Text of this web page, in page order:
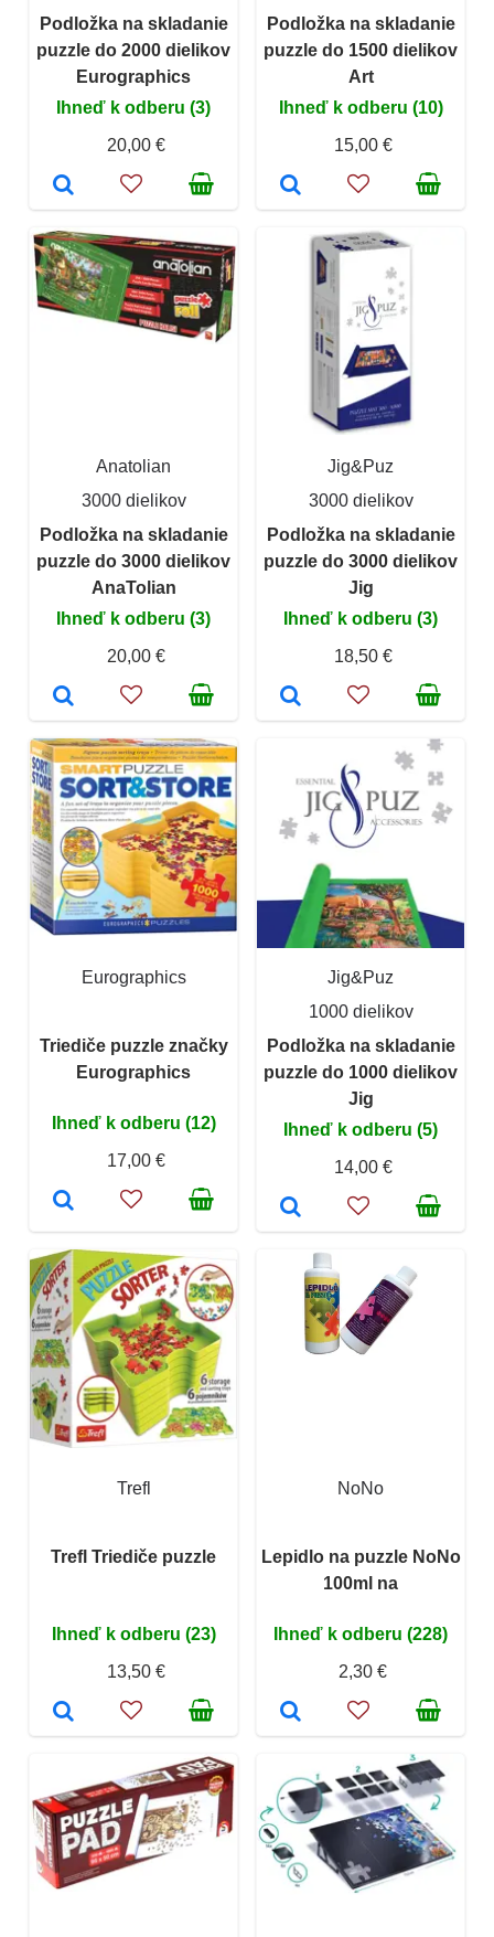
Podložka na skladanie
puzzle do 2000 dielikov
Eurographics
Ihneď k odberu (3)
20,00 €
Podložka na skladanie
puzzle do 1500 dielikov
Art
Ihneď k odberu (10)
15,00 €
Anatolian
3000 dielikov
Podložka na skladanie
puzzle do 3000 dielikov
AnaTolian
Ihneď k odberu (3)
20,00 €
Jig&Puz
3000 dielikov
Podložka na skladanie
puzzle do 3000 dielikov
Jig
Ihneď k odberu (3)
18,50 €
Eurographics
Triediče puzzle značky
Eurographics
Ihneď k odberu (12)
17,00 €
Jig&Puz
1000 dielikov
Podložka na skladanie
puzzle do 1000 dielikov
Jig
Ihneď k odberu (5)
14,00 €
Trefl
Trefl Triediče puzzle
Ihneď k odberu (23)
13,50 €
NoNo
Lepidlo na puzzle NoNo
100ml na
Ihneď k odberu (228)
2,30 €